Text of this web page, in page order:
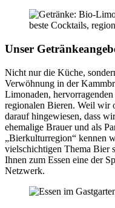
Unser
Nicht nur die Küche,
Verwöhnung in der
Limonaden,
regionalen Bieren. Weil wir
darauf hingewiesen, dass
ehemalige Brauer und als
„Bierkulturregion“ kennen
vielschichtigen Thema Bier
Ihnen zum Essen eine der
Netzwerk.